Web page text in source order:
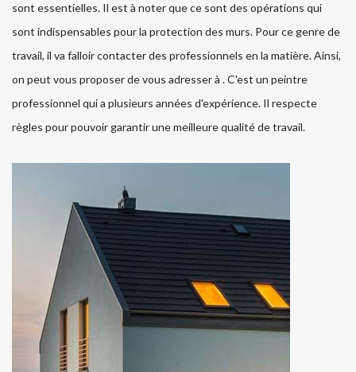
sont essentielles. Il est à noter que ce sont des opérations qui
sont indispensables pour la protection des murs. Pour ce genre de
travail, il va falloir contacter des professionnels en la matière. Ainsi,
on peut vous proposer de vous adresser à . C'est un peintre
professionnel qui a plusieurs années d'expérience. Il respecte
règles pour pouvoir garantir une meilleure qualité de travail.